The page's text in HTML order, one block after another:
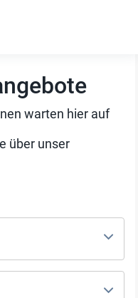
warten hier auf
über unser